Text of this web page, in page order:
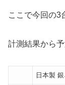
ここで今回の3
計測結果から
日本製